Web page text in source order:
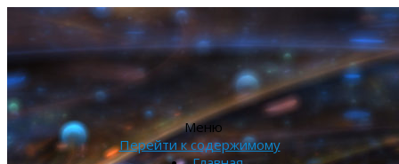
Меню
Перейти к содержимому